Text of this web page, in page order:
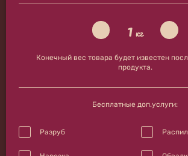
1 кг
Конечный вес товара будет известен
продукта.
Бесплатные доп.услуги:
Разруб Распил